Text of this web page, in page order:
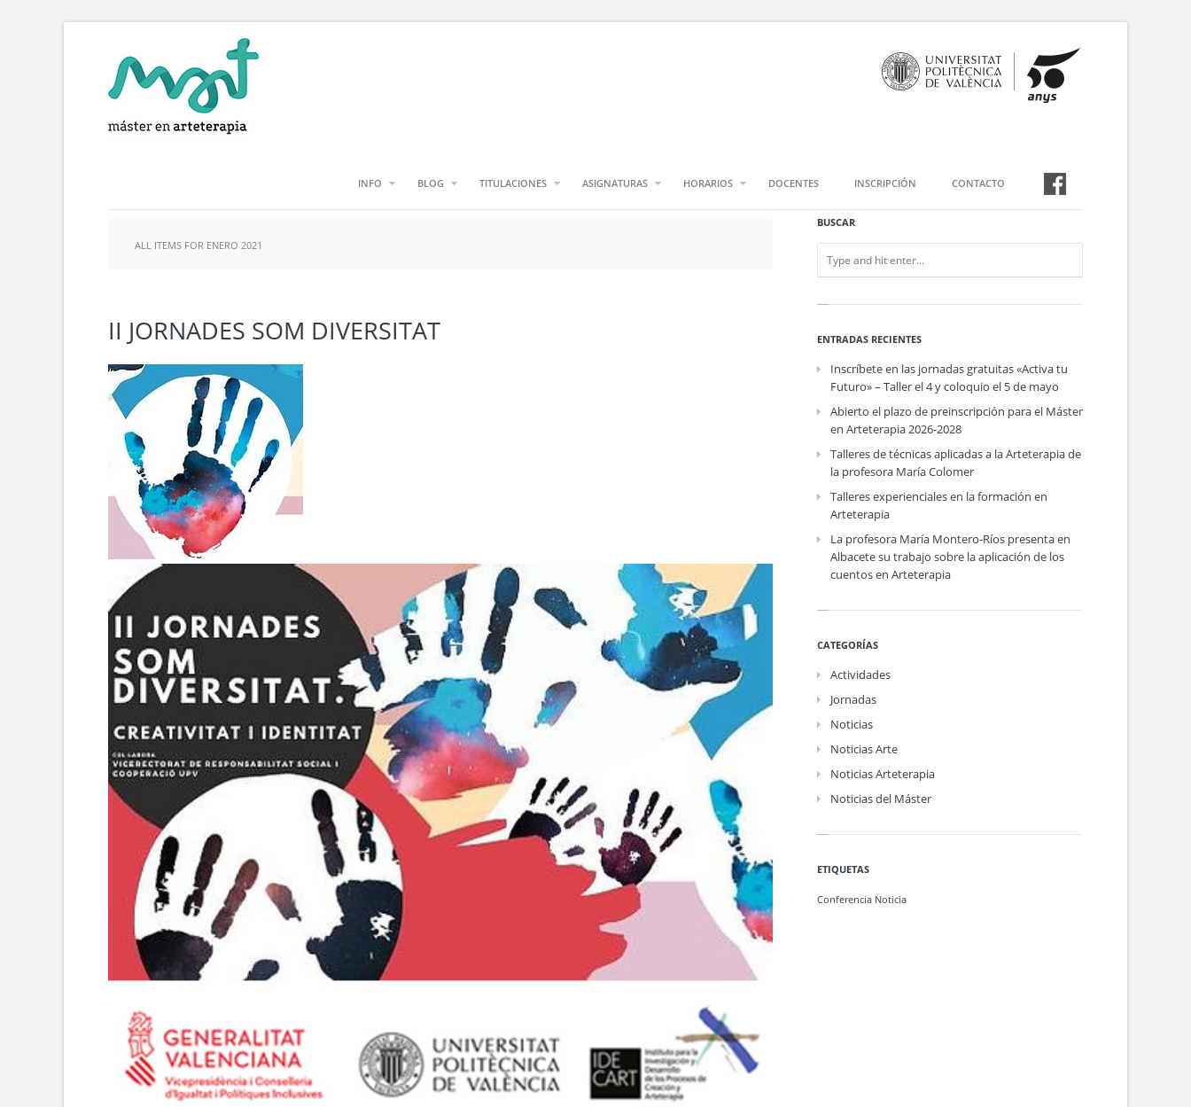
INFO BLOG TITULACIONES ASIGNATURAS HORARIOS DOCENTES INSCRIPCIÓN CONTACTO
ALL ITEMS FOR ENERO 2021
II JORNADES SOM DIVERSITAT
BUSCAR
ENTRADAS RECIENTES
Inscríbete en las jornadas gratuitas «Activa tu
Futuro» – Taller el 4 y coloquio el 5 de mayo
Abierto el plazo de preinscripción para el Máster
en Arteterapia 2026-2028
Talleres de técnicas aplicadas a la Arteterapia de
la profesora María Colomer
Talleres experienciales en la formación en
Arteterapia
La profesora María Montero-Ríos presenta en
Albacete su trabajo sobre la aplicación de los
cuentos en Arteterapia
CATEGORÍAS
Actividades
Jornadas
Noticias
Noticias Arte
Noticias Arteterapia
Noticias del Máster
ETIQUETAS
Conferencia Noticia